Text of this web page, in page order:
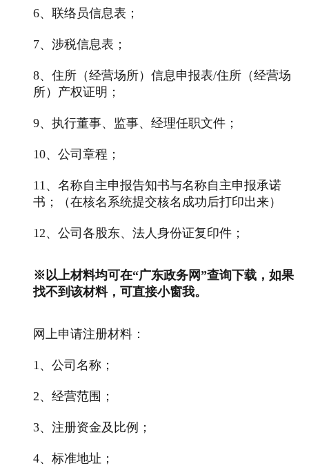
6、联络员信息表；
7、涉税信息表；
8、住所（经营场所）信息申报表/住所（经营场
所）产权证明；
9、执行董事、监事、经理任职文件；
10、公司章程；
11、名称自主申报告知书与名称自主申报承诺
书；（在核名系统提交核名成功后打印出来）
12、公司各股东、法人身份证复印件；
※以上材料均可在“广东政务网”查询下载，如果
找不到该材料，可直接小窗我。
网上申请注册材料：
1、公司名称；
2、经营范围；
3、注册资金及比例；
4、标准地址；